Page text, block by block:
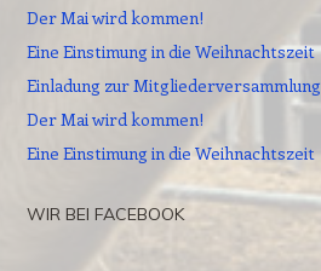
Der Mai wird kommen!
Eine Einstimung in die Weihnachtszeit
Einladung zur Mitgliederversammlung
Der Mai wird kommen!
Eine Einstimung in die Weihnachtszeit
WIR BEI FACEBOOK